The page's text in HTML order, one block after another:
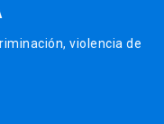
violencia de